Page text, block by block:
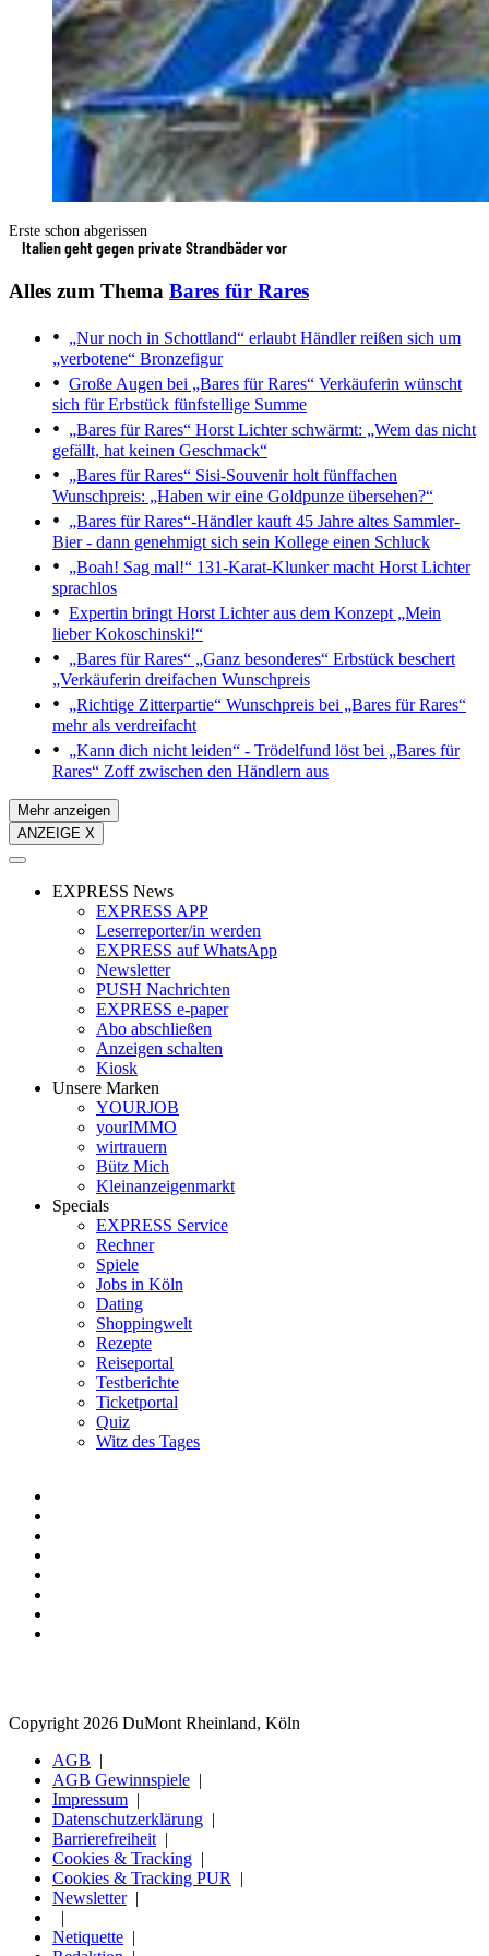
Erste schon abgerissen
Italien geht gegen private Strandbäder vor
Alles zum Thema Bares für Rares
„Nur noch in Schottland“ erlaubt Händler reißen sich um
„verbotene“ Bronzefigur
Große Augen bei „Bares für Rares“ Verkäuferin wünscht
sich für Erbstück fünfstellige Summe
„Bares für Rares“ Horst Lichter schwärmt: „Wem das nicht
gefällt, hat keinen Geschmack“
„Bares für Rares“ Sisi-Souvenir holt fünffachen
Wunschpreis: „Haben wir eine Goldpunze übersehen?“
„Bares für Rares“-Händler kauft 45 Jahre altes Sammler-
Bier - dann genehmigt sich sein Kollege einen Schluck
„Boah! Sag mal!“ 131-Karat-Klunker macht Horst Lichter
sprachlos
Expertin bringt Horst Lichter aus dem Konzept „Mein
lieber Kokoschinski!“
„Bares für Rares“ „Ganz besonderes“ Erbstück beschert
„Verkäuferin dreifachen Wunschpreis
„Richtige Zitterpartie“ Wunschpreis bei „Bares für Rares“
mehr als verdreifacht
„Kann dich nicht leiden“ - Trödelfund löst bei „Bares für
Rares“ Zoff zwischen den Händlern aus
Mehr anzeigen
ANZEIGE X
EXPRESS News
EXPRESS APP
Leserreporter/in werden
EXPRESS auf WhatsApp
Newsletter
PUSH Nachrichten
EXPRESS e-paper
Abo abschließen
Anzeigen schalten
Kiosk
Unsere Marken
YOURJOB
yourIMMO
wirtrauern
Bütz Mich
Kleinanzeigenmarkt
Specials
EXPRESS Service
Rechner
Spiele
Jobs in Köln
Dating
Shoppingwelt
Rezepte
Reiseportal
Testberichte
Ticketportal
Quiz
Witz des Tages
Copyright 2026 DuMont Rheinland, Köln
AGB
AGB Gewinnspiele
Impressum
Datenschutzerklärung
Barrierefreiheit
Cookies & Tracking
Cookies & Tracking PUR
Newsletter
Netiquette